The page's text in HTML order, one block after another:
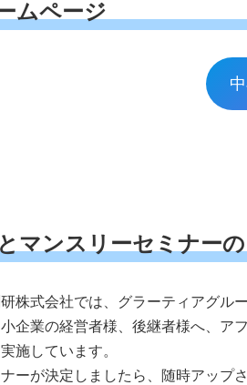
ムページ
マンスリーセミナー
株式会社では、グラーティアグル
企業の経営者様、後継者様へ、ア
施しています。
ーが決定しましたら、随時アップ